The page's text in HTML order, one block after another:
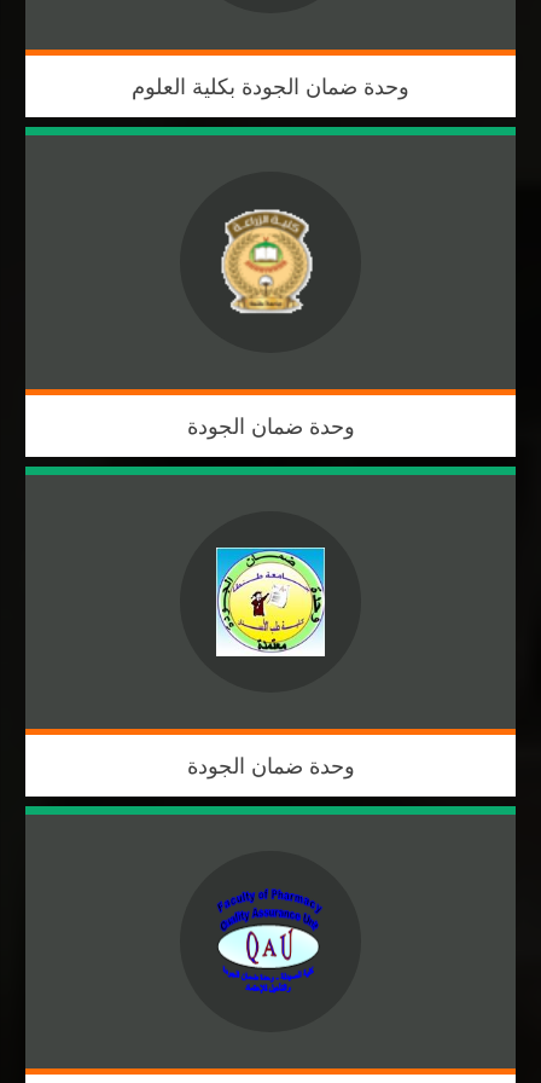
وحدة ضمان الجودة بكلية العلوم
وحدة ضمان الجودة
وحدة ضمان الجودة